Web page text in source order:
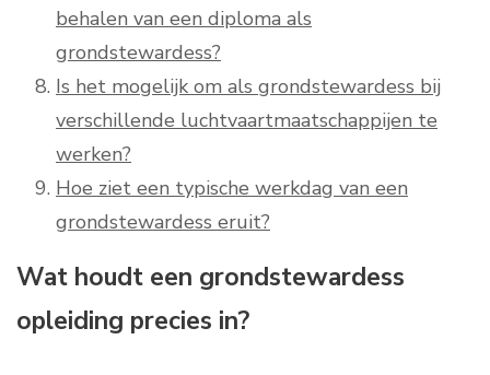
behalen van een diploma als
grondstewardess?
Is het mogelijk om als grondstewardess bij
verschillende luchtvaartmaatschappijen te
werken?
Hoe ziet een typische werkdag van een
grondstewardess eruit?
Wat houdt een grondstewardess
opleiding precies in?